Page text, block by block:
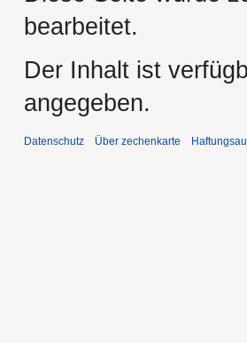
bearbeitet.
Der Inhalt ist
angegeben.
Datenschutz Über zechenkarte